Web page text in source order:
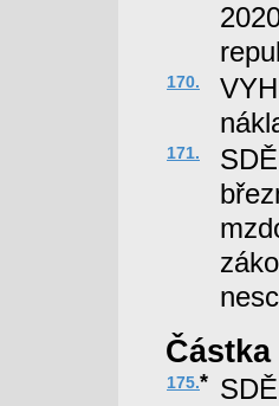
170.
171.
175.*